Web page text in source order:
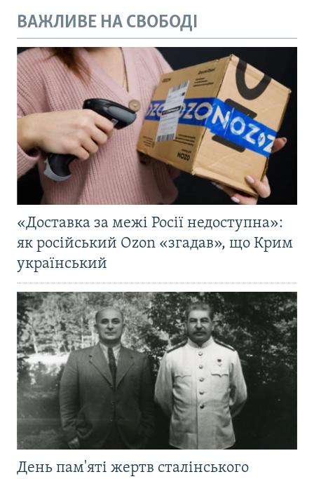
ВАЖЛИВЕ НА СВОБОДІ
«Доставка за межі Росії недоступна»:
як російський Ozon «згадав», що Крим
український
День пам'яті жертв сталінського